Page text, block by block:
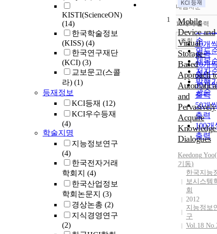
KISTI(ScienceON)
(14)
한국학술정보
(KISS) (4)
한국연구재단
(KCI) (3)
교보문고(스콜
라) (1)
등재정보
KCI등재 (12)
KCI우수등재
(4)
학술지명
지능정보연구
(4)
한국전자거래
학회지 (4)
한국산업정보
학회논문지 (3)
경상논총 (2)
지식경영연구
(2)
정확
순
인기
순
연도
제목
저자
발행
관순
내림차순
내림
10개씩 출력
10개
출력
20개
출력
30개
출력
50개
출력
100개
출력
조회
1
Mobile
Device and
Virtual
Storage-
Based
Approach
and
Pervasively
Acquire
Dialogues
Keedong Yoo(
기동)
한국지능
보시스템
회
2012
지능정보
구
Vol.18